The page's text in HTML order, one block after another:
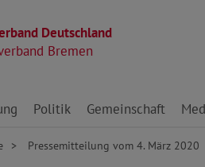
Deutschland
Bremen
den Inhalten springen
Politik Gemeinschaft
Pressemitteilung vom 4. März 2020